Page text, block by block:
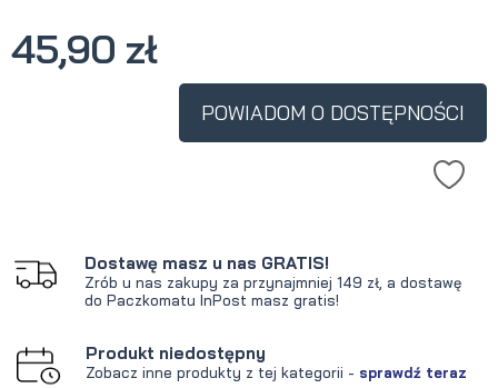
45,90 zł
POWIADOM O DOSTĘPNOŚCI
Dostawę masz u nas GRATIS!
Zrób u nas zakupy za przynajmniej 149 zł, a dostawę
do Paczkomatu InPost masz gratis!
Produkt niedostępny
Zobacz inne produkty z tej kategorii - sprawdź teraz